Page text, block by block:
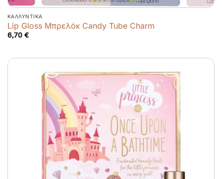
ΚΑΛΛΥΝΤΙΚΆ
Lip Gloss Μπρελόκ Candy Tube Charm
6,70 €